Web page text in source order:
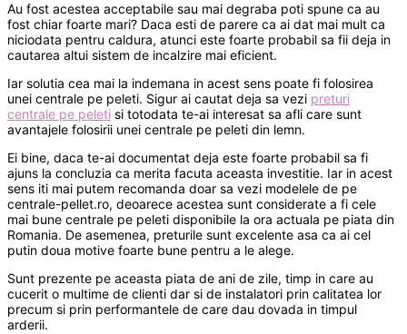
Au fost acestea acceptabile sau mai degraba poti spune ca au
fost chiar foarte mari? Daca esti de parere ca ai dat mai mult ca
niciodata pentru caldura, atunci este foarte probabil sa fii deja in
cautarea altui sistem de incalzire mai eficient.
Iar solutia cea mai la indemana in acest sens poate fi folosirea
unei centrale pe peleti. Sigur ai cautat deja sa vezi preturi
centrale pe peleti si totodata te-ai interesat sa afli care sunt
avantajele folosirii unei centrale pe peleti din lemn.
Ei bine, daca te-ai documentat deja este foarte probabil sa fi
ajuns la concluzia ca merita facuta aceasta investitie. Iar in acest
sens iti mai putem recomanda doar sa vezi modelele de pe
centrale-pellet.ro, deoarece acestea sunt considerate a fi cele
mai bune centrale pe peleti disponibile la ora actuala pe piata din
Romania. De asemenea, preturile sunt excelente asa ca ai cel
putin doua motive foarte bune pentru a le alege.
Sunt prezente pe aceasta piata de ani de zile, timp in care au
cucerit o multime de clienti dar si de instalatori prin calitatea lor
precum si prin performantele de care dau dovada in timpul
arderii.